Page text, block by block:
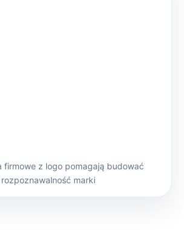
firmowe z logo pomagają budować
rozpoznawalność marki